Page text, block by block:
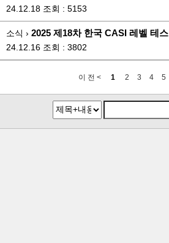
24.12.18 조회 : 5153
소식 › 2025 제18차 한국 CASI 레벨 테
24.12.16 조회 : 3802
이 전 < 1 2 3 4 5